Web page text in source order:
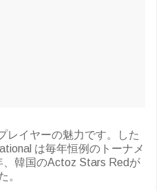
レイヤーの魅力です。した
は毎年恒例のトーナメ
、韓国のActoz Stars Redが
。